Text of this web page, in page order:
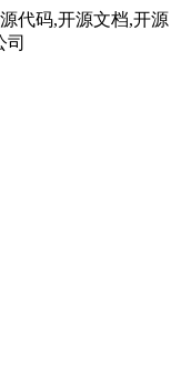
代码,开源文档,开源
司